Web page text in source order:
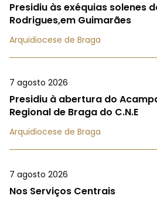
Presidiu às exéquias solenes
Rodrigues,em Guimarães
Arquidiocese de Braga
7 agosto 2026
Presidiu à abertura do
Regional de Braga do C.N.E
Arquidiocese de Braga
7 agosto 2026
Nos Serviços Centrais